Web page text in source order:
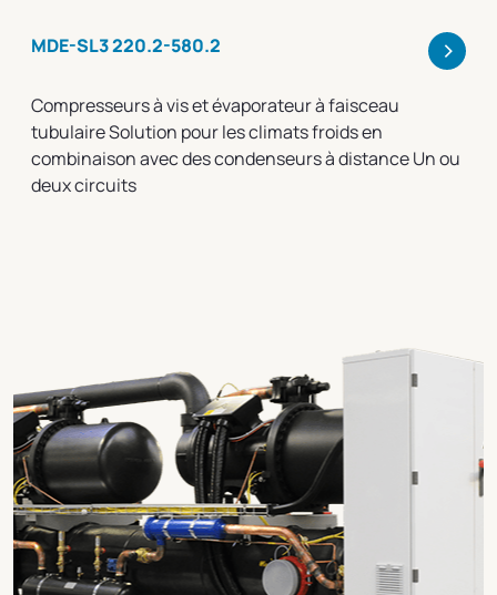
MDE-SL3 220.2-580.2 >
Compresseurs à vis et évaporateur à faisceau
tubulaire Solution pour les climats froids en
combinaison avec des condenseurs à distance Un ou
deux circuits